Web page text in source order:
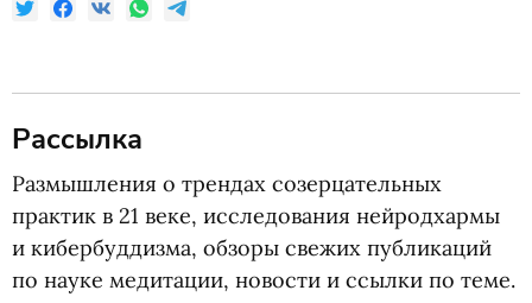
Рассылка
Размышления о трендах созерцательных
практик в 21 веке, исследования нейродхармы
и кибербуддизма, обзоры свежих публикаций
по науке медитации, новости и ссылки по теме.